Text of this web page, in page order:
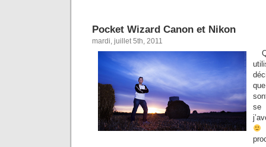
Pocket Wizard Canon et Nikon
mardi, juillet 5th, 2011
se